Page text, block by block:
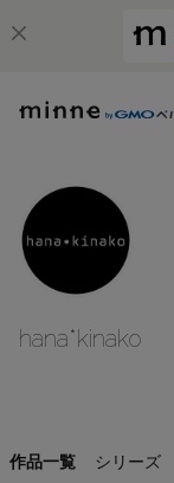
hana*kinako
作品一覧 シリーズ